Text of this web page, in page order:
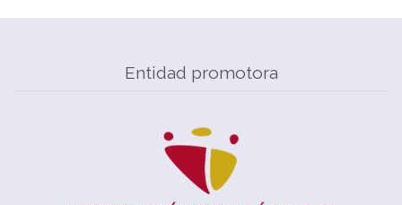
Entidad promotora